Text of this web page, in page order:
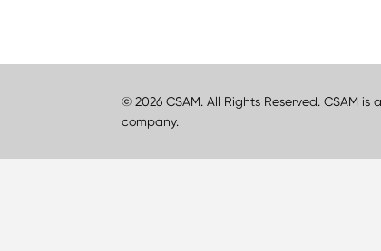
© 2026 CSAM. All Rights Reserved. CSAM is
company.